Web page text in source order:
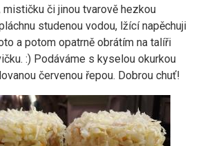
mističku či jinou tvarově hezkou
studenou vodou, lžící napěchuji
a potom opatrně obrátím na talíři
:) Podáváme s kyselou okurkou
červenou řepou. Dobrou chuť!